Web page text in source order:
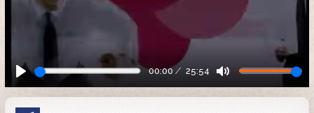
00:00 25:54